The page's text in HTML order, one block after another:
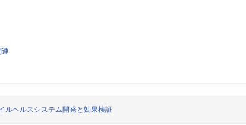
ルヘルスシステム開発と効果検証